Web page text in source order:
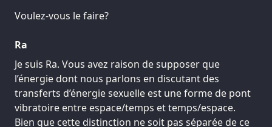
Voulez-vous le faire?
Ra
Je suis Ra. Vous avez raison de supposer que
l’énergie dont nous parlons en discutant des
transferts d’énergie sexuelle est une forme de pont
vibratoire entre espace/temps et temps/espace.
Bien que cette distinction ne soit pas séparée de ce